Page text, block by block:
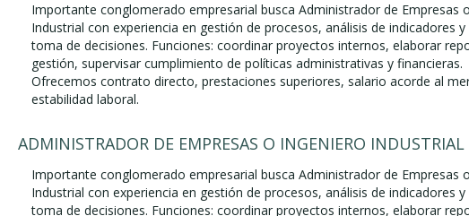
Importante conglomerado empresarial busca Administrador de Empresas
Industrial con experiencia en gestión de procesos, análisis de indicadores
toma de decisiones. Funciones: coordinar proyectos internos, elaborar
gestión, supervisar cumplimiento de políticas administrativas y financieras.
Ofrecemos contrato directo, prestaciones superiores, salario acorde al
estabilidad laboral.
ADMINISTRADOR DE EMPRESAS O INGENIERO INDUSTRIAL
Importante conglomerado empresarial busca Administrador de Empresas
Industrial con experiencia en gestión de procesos, análisis de indicadores
toma de decisiones. Funciones: coordinar proyectos internos, elaborar